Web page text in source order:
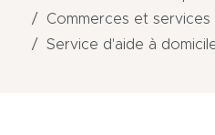
Commerces et services
Service d'aide à